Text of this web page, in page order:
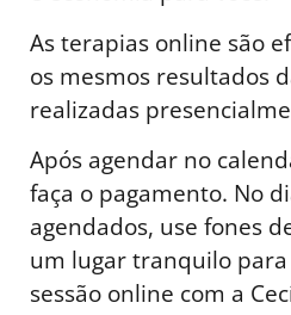
As terapias online são
os mesmos resultados
realizadas
Após agendar no
faça o pagamento. No
agendados, use fones
um lugar tranquilo
sessão online com a